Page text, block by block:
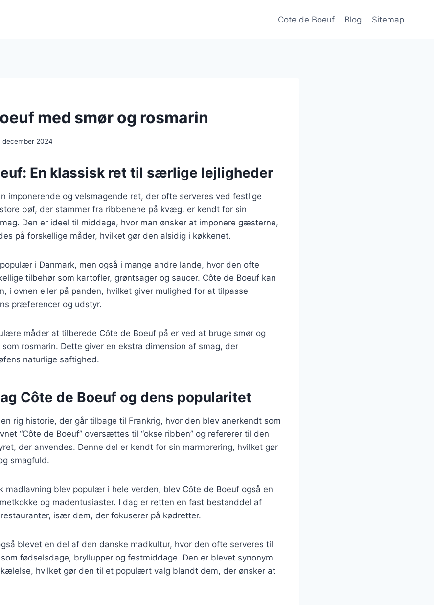
Cote de Boeuf Blog Sitemap
med smør og rosmarin
december 2024
En klassisk ret til særlige lejligheder
imponerende og velsmagende ret, der ofte serveres ved festlige
bøf, der stammer fra ribbenene på kvæg, er kendt for sin
Den er ideel til middage, hvor man ønsker at imponere gæsterne,
på forskellige måder, hvilket gør den alsidig i køkkenet.
i Danmark, men også i mange andre lande, hvor den ofte
tilbehør som kartofler, grøntsager og saucer. Côte de Boeuf kan
i ovnen eller på panden, hvilket giver mulighed for at tilpasse
præferencer og udstyr.
måder at tilberede Côte de Boeuf på er ved at bruge smør og
rosmarin. Dette giver en ekstra dimension af smag, der
naturlige saftighed.
Côte de Boeuf og dens popularitet
rig historie, der går tilbage til Frankrig, hvor den blev anerkendt som
“Côte de Boeuf” oversættes til “okse ribben” og refererer til den
der anvendes. Denne del er kendt for sin marmorering, hvilket gør
smagfuld.
madlavning blev populær i hele verden, blev Côte de Boeuf også en
og madentusiaster. I dag er retten en fast bestanddel af
især dem, der fokuserer på kødretter.
blevet en del af den danske madkultur, hvor den ofte serveres til
fødselsdage, bryllupper og festmiddage. Den er blevet synonym
hvilket gør den til et populært valg blandt dem, der ønsker at